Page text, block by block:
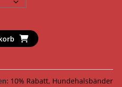
10% Rabatt, Hundehalsbänder